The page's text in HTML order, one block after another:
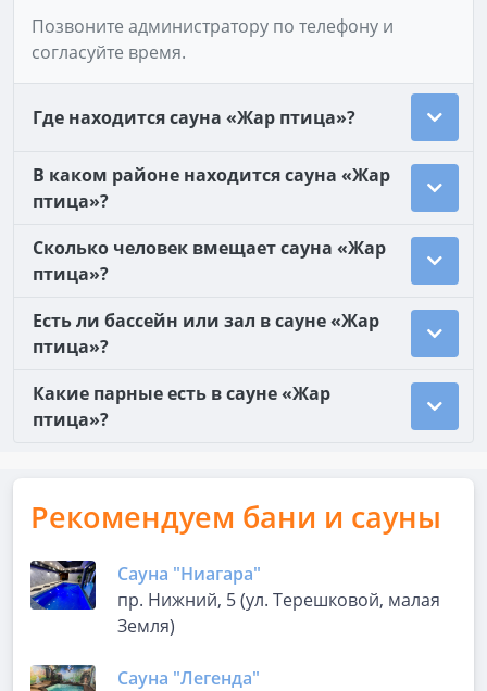
Позвоните администратору по телефону и
согласуйте время.
Где находится сауна «Жар птица»?
В каком районе находится сауна «Жар
птица»?
Сколько человек вмещает сауна «Жар
птица»?
Есть ли бассейн или зал в сауне «Жар
птица»?
Какие парные есть в сауне «Жар
птица»?
Рекомендуем бани и сауны
Сауна "Ниагара"
пр. Нижний, 5 (ул. Терешковой, малая
Земля)
Сауна "Легенда"